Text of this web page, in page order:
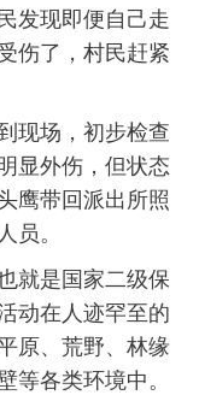
发现即便自己走
伤了，村民赶紧
场，初步检查
显外伤，但状态
鹰带回派出所照
员。
是国家二级保
动在人迹罕至的
原、荒野、林缘
等各类环境中。